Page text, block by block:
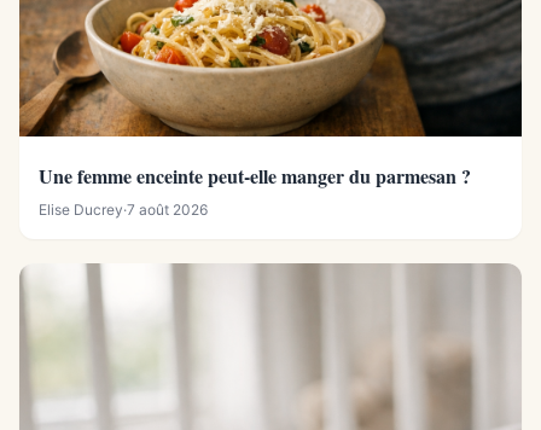
Une femme enceinte peut-elle manger du parmesan ?
Elise Ducrey·7 août 2026